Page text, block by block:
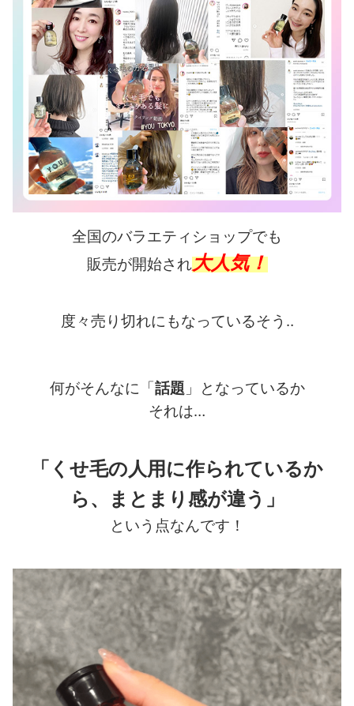
全国のバラエティショップでも
販売が開始され大人気！
度々売り切れにもなっているそう‥
何がそんなに「話題 」となっているか
それは…
「くせ毛の人用に作られているか
ら、まとまり感が違う」
という点なんです！